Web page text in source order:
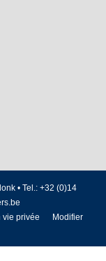
• Tel.: +32 (0)14
vie privée
Modifier